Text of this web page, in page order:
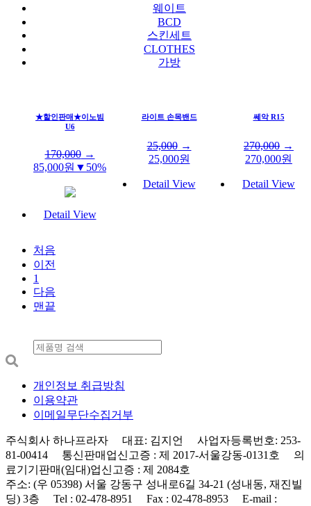
웨이트
BCD
스킨세트
CLOTHES
가방
★할인판매★이노빔
U6
170,000→
85,000원 ▼50%
Detail View
라이트 손목밴드
25,000→
25,000원
Detail View
쎄악 R15
270,000 →
270,000원
Detail View
처음
이전
1
다음
맨끝
개인정보 취급방침
이용약관
이메일무단수집거부
주식회사 하나프라자 대표: 김지언 사업자등록번호: 253-
81-00414 통신판매업신고증 : 제 2017-서울강동-0131호 의
료기기판매(임대)업신고증 : 제 2084호
주소: (우 05398) 서울 강동구 성내로6길 34-21 (성내동, 재진빌
딩) 3층 Tel : 02-478-8951 Fax : 02-478-8953 E-mail :